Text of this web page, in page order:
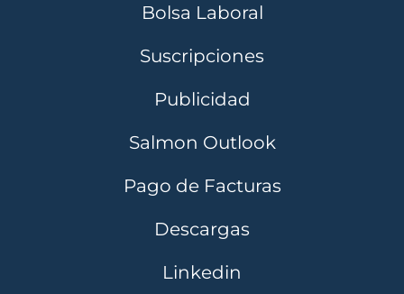
Bolsa Laboral
Suscripciones
Publicidad
Salmon Outlook
Pago de Facturas
Descargas
Linkedin